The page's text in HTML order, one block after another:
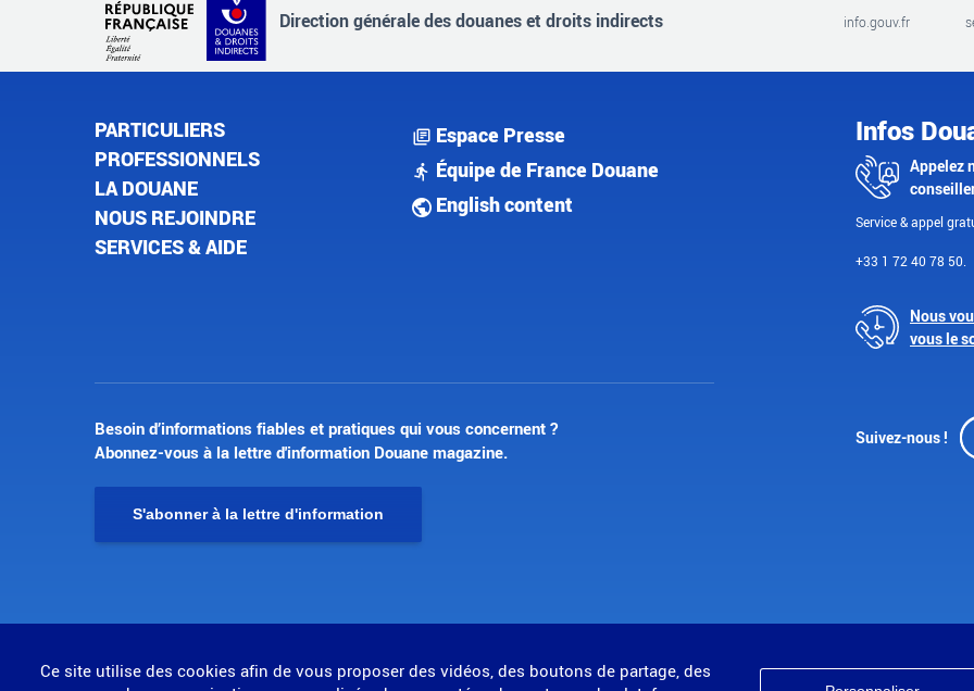
Ce site utilise des cookies afin de vous proposer des vidéos, des boutons de partage, des
Direction générale des douanes et droits indirects info.gouv.fr
PARTICULIERS
PROFESSIONNELS
LA DOUANE
NOUS REJOINDRE
SERVICES & AIDE
Espace Presse
Équipe de France Douane
English content
Infos
Appelez
Service & appel
+33 1 72 40 78 50.
Nous
vous le
Besoin d’informations fiables et pratiques qui vous concernent ?
Abonnez-vous à la lettre d'information Douane magazine.
S'abonner à la lettre d'information
Suivez-nous !